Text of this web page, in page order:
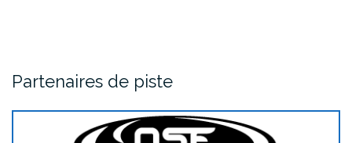
Partenaires de piste